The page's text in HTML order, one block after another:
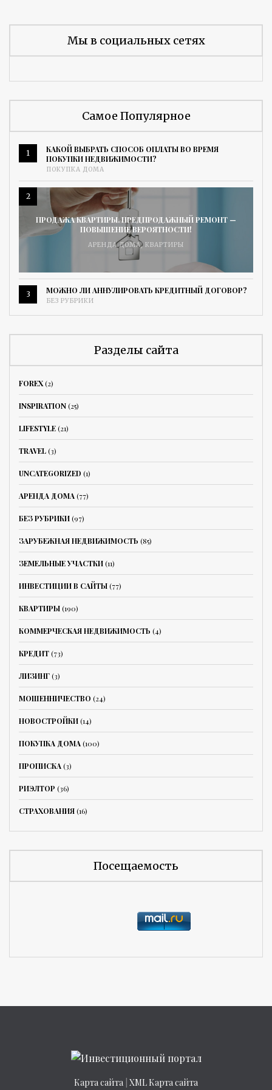
Мы в социальных сетях
Самое Популярное
1
КАКОЙ ВЫБРАТЬ СПОСОБ ОПЛАТЫ ВО ВРЕМЯ
ПОКУПКИ НЕДВИЖИМОСТИ?
ПОКУПКА ДОМА
2
ПРОДАЖА КВАРТИРЫ. ПРЕДПРОДАЖНЫЙ РЕМОНТ —
ПОВЫШЕНИЕ ВЕРОЯТНОСТИ!
АРЕНДА ДОМА, КВАРТИРЫ
3 МОЖНО ЛИ АННУЛИРОВАТЬ КРЕДИТНЫЙ ДОГОВОР?
БЕЗ РУБРИКИ
Разделы сайта
FOREX(2)
INSPIRATION(25)
LIFESTYLE(21)
TRAVEL(3)
UNCATEGORIZED (1)
АРЕНДА ДОМА(77)
БЕЗ РУБРИКИ(97)
ЗАРУБЕЖНАЯ НЕДВИЖИМОСТЬ (85)
ЗЕМЕЛЬНЫЕ УЧАСТКИ(11)
ИНВЕСТИЦИИ В САЙТЫ(77)
КВАРТИРЫ(190)
КОММЕРЧЕСКАЯ НЕДВИЖИМОСТЬ (4)
КРЕДИТ(73)
ЛИЗИНГ(3)
МОШЕННИЧЕСТВО (24)
НОВОСТРОЙКИ(14)
ПОКУПКА ДОМА(100)
ПРОПИСКА(3)
РИЭЛТОР (36)
СТРАХОВАНИЯ(16)
Посещаемость
Карта сайта XML Карта сайта